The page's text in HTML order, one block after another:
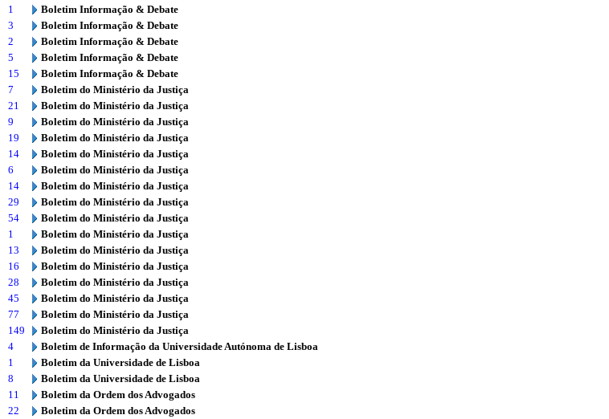
1
Boletim Informação & Debate
3
Boletim Informação & Debate
2
Boletim Informação & Debate
5
Boletim Informação & Debate
15
Boletim Informação & Debate
7
Boletim do Ministério da Justiça
21
Boletim do Ministério da Justiça
9
Boletim do Ministério da Justiça
19
Boletim do Ministério da Justiça
14
Boletim do Ministério da Justiça
6
Boletim do Ministério da Justiça
14
Boletim do Ministério da Justiça
29
Boletim do Ministério da Justiça
54
Boletim do Ministério da Justiça
1
Boletim do Ministério da Justiça
13
Boletim do Ministério da Justiça
16
Boletim do Ministério da Justiça
28
Boletim do Ministério da Justiça
45
Boletim do Ministério da Justiça
77
Boletim do Ministério da Justiça
149
Boletim do Ministério da Justiça
4
Boletim de Informação da Universidade Autónoma de Lisboa
1
Boletim da Universidade de Lisboa
8
Boletim da Universidade de Lisboa
11
Boletim da Ordem dos Advogados
22
Boletim da Ordem dos Advogados